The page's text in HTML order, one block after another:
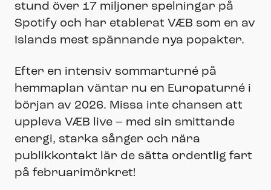
stund över 17 miljoner spelningar på
Spotify och har etablerat VÆB som en av
Islands mest spännande nya popakter.
Efter en intensiv sommarturné på
hemmaplan väntar nu en Europaturné i
början av 2026. Missa inte chansen att
uppleva VÆB live – med sin smittande
energi, starka sånger och nära
publikkontakt lär de sätta ordentlig fart
på februarimörkret!